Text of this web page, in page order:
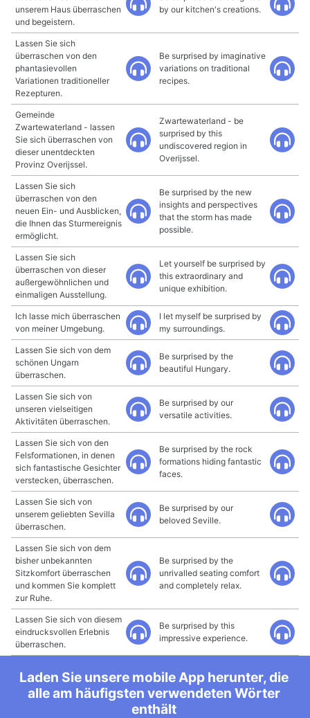
unserem Haus überraschen
und begeistern.
by our kitchen's creations.
Lassen Sie sich
überraschen von den
phantasievollen
Variationen traditioneller
Rezepturen.
Be surprised by imaginative
variations on traditional
recipes.
Gemeinde
Zwartewaterland - lassen
Sie sich überraschen von
dieser unentdeckten
Provinz Overijssel.
Zwartewaterland - be
surprised by this
undiscovered region in
Overijssel.
Lassen Sie sich
überraschen von den
neuen Ein- und Ausblicken,
die Ihnen das Sturmereignis
ermöglicht.
Be surprised by the new
insights and perspectives
that the storm has made
possible.
Lassen Sie sich
überraschen von dieser
außergewöhnlichen und
einmaligen Ausstellung.
Let yourself be surprised by
this extraordinary and
unique exhibition.
Ich lasse mich überraschen
von meiner Umgebung.
I let myself be surprised by
my surroundings.
Lassen Sie sich von dem
schönen Ungarn
überraschen.
Be surprised by the
beautiful Hungary.
Lassen Sie sich von
unseren vielseitigen
Aktivitäten überraschen.
Be surprised by our
versatile activities.
Lassen Sie sich von den
Felsformationen, in denen
sich fantastische Gesichter
verstecken, überraschen.
Be surprised by the rock
formations hiding fantastic
faces.
Lassen Sie sich von
unserem geliebten Sevilla
überraschen.
Be surprised by our
beloved Seville.
Lassen Sie sich von dem
bisher unbekannten
Sitzkomfort überraschen
und kommen Sie komplett
zur Ruhe.
Be surprised by the
unrivalled seating comfort
and completely relax.
Lassen Sie sich von diesem
eindrucksvollen Erlebnis
überraschen.
Be surprised by this
impressive experience.
Laden Sie unsere mobile App herunter, die
alle am häufigsten verwendeten Wörter
enthält